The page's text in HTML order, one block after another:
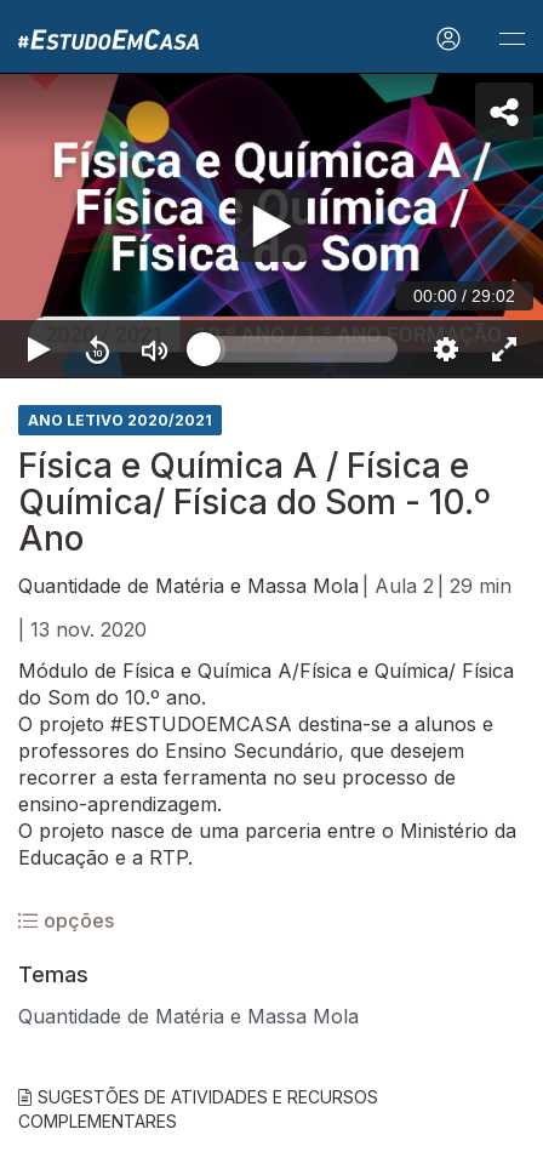
00:00 / 29:02
ANO LETIVO 2020/2021
Física e Química A / Física e
Química/ Física do Som - 10.º
Ano
Quantidade de Matéria e Massa Mola | Aula 2
| 29 min
| 13 nov. 2020
Módulo de Física e Química A/Física e Química/ Física
do Som do 10.º ano.
O projeto #ESTUDOEMCASA destina-se a alunos e
professores do Ensino Secundário, que desejem
recorrer a esta ferramenta no seu processo de
ensino-aprendizagem.
O projeto nasce de uma parceria entre o Ministério da
Educação e a RTP.
opções
Temas
Quantidade de Matéria e Massa Mola
SUGESTÕES DE ATIVIDADES E RECURSOS
COMPLEMENTARES